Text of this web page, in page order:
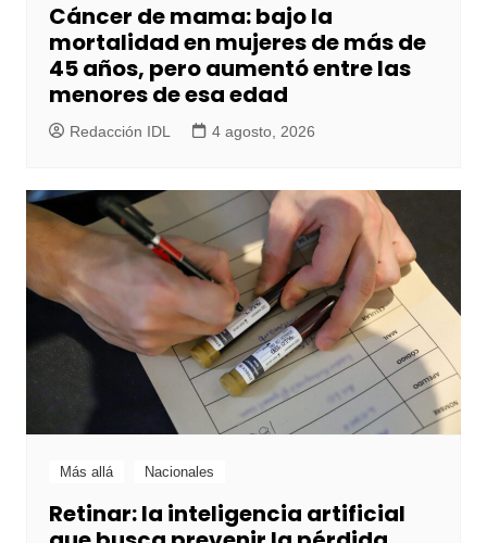
Cáncer de mama: bajo la
mortalidad en mujeres de más de
45 años, pero aumentó entre las
menores de esa edad
Redacción IDL 4 agosto, 2026
Más allá Nacionales
Retinar: la inteligencia artificial